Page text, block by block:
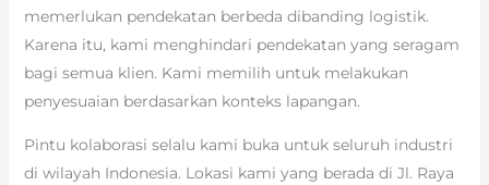
memerlukan pendekatan berbeda dibanding logistik.
Karena itu, kami menghindari pendekatan yang seragam
bagi semua klien. Kami memilih untuk melakukan
penyesuaian berdasarkan konteks lapangan.
Pintu kolaborasi selalu kami buka untuk seluruh industri
di wilayah Indonesia. Lokasi kami yang berada di Jl. Raya